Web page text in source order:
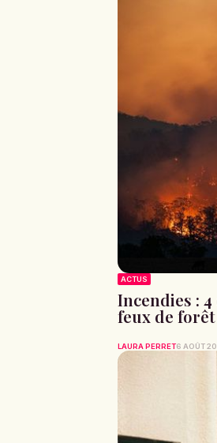
ACTUS
Incendies :
feux de forêt
LAURA PERRET6 AOÛT